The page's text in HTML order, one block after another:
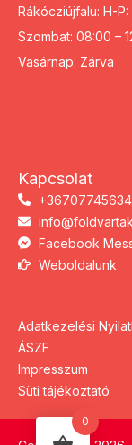
Rákócziújfalu: H-
Szombat: 08:00 –
Vasárnap: Zárva
Kapcsolat
Facebook
Weboldalunk
Adatkezelési
ÁSZF
Impresszum
Süti tájékoztató
0